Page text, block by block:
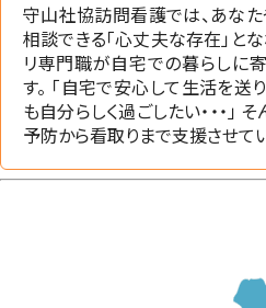
守山社協訪問看護では、あなた
相談できる「心丈夫な存在」と
リ専門職が自宅での暮らしに
す。 「自宅で安心して生活を送り
も自分らしく過ごしたい・・・」
予防から看取りまで支援させて